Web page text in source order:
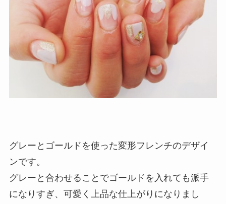
グレーとゴールドを使った変形フレンチのデザイ
ンです。
グレーと合わせることでゴールドを入れても派手
になりすぎ、可愛く上品な仕上がりになりまし